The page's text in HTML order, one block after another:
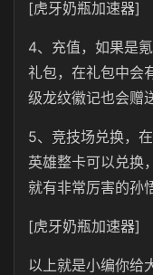
[虎牙奶瓶加速器]
4、充值，如果是
礼包，在礼包中会
级龙纹徽记也会赠
5、竞技场兑换，
英雄整卡可以兑换
就有非常厉害的孙
[虎牙奶瓶加速器]
以上就是小编你给